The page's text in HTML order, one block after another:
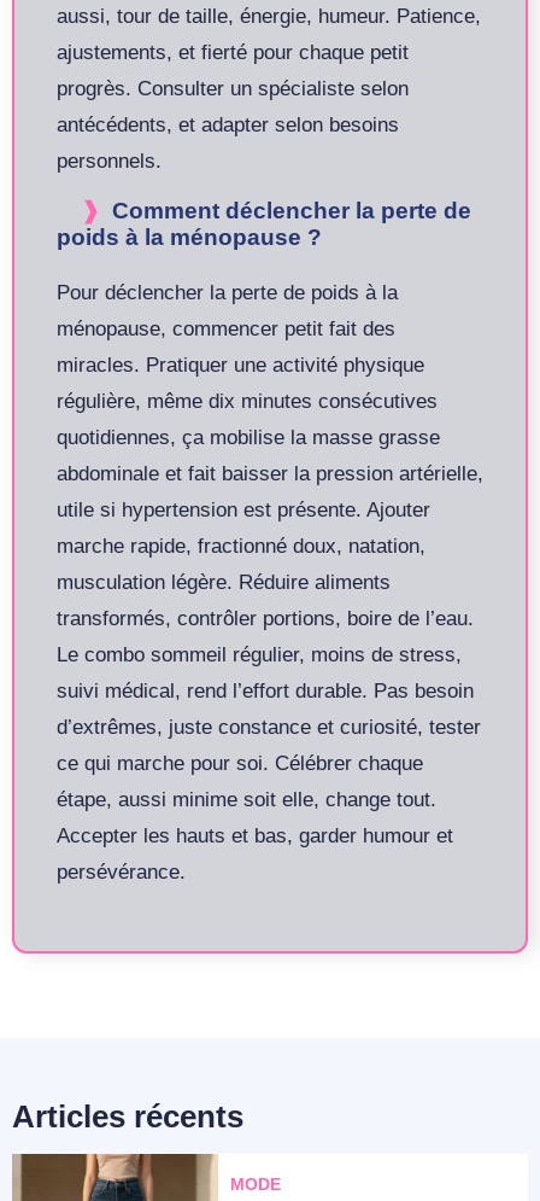
aussi, tour de taille, énergie, humeur. Patience,
ajustements, et fierté pour chaque petit
progrès. Consulter un spécialiste selon
antécédents, et adapter selon besoins
personnels.
Comment déclencher la perte de
poids à la ménopause ?
Pour déclencher la perte de poids à la
ménopause, commencer petit fait des
miracles. Pratiquer une activité physique
régulière, même dix minutes consécutives
quotidiennes, ça mobilise la masse grasse
abdominale et fait baisser la pression artérielle,
utile si hypertension est présente. Ajouter
marche rapide, fractionné doux, natation,
musculation légère. Réduire aliments
transformés, contrôler portions, boire de l’eau.
Le combo sommeil régulier, moins de stress,
suivi médical, rend l’effort durable. Pas besoin
d’extrêmes, juste constance et curiosité, tester
ce qui marche pour soi. Célébrer chaque
étape, aussi minime soit elle, change tout.
Accepter les hauts et bas, garder humour et
persévérance.
Articles récents
MODE